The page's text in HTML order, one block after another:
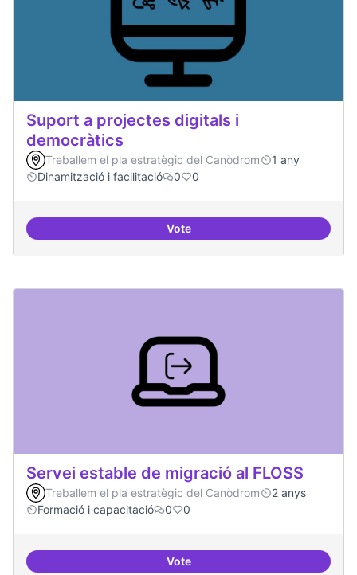
Suport a projectes digitals i
democràtics
Treballem el pla estratègic del Canòdrom
1 any
Dinamització i facilitació
0 0
VoteSuport a projectes digitals i
Servei estable de migració al FLOSS
Treballem el pla estratègic del Canòdrom
2 anys
Formació i capacitació
0 0
VoteServei estable de migració al